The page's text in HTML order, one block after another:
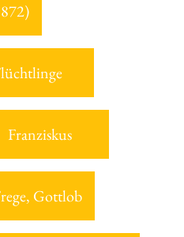
Franziskus
Gottlob